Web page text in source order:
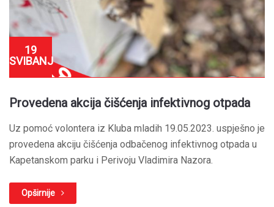
19
SVIBANJ
Provedena akcija čišćenja infektivnog otpada
Uz pomoć volontera iz Kluba mladih 19.05.2023. uspješno je
provedena akciju čišćenja odbačenog infektivnog otpada u
Kapetanskom parku i Perivoju Vladimira Nazora.
Opširnije